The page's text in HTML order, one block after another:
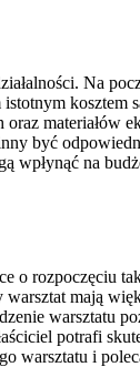
Na
kosztem
materiałów
być
na
o rozpoczęciu
mają
warsztatu
potrafi
warsztatu i